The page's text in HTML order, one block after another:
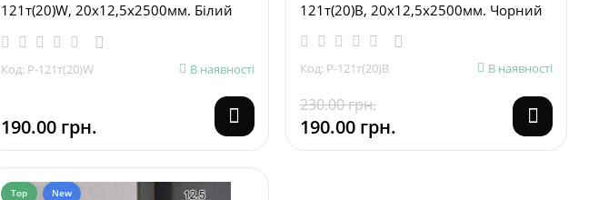
121т(20)W, 20х12,5х2500мм. Білий
Код: P-121т(20)W В наявності
190.00 грн.
121т(20)В, 20х12,5х2500мм. Чорний
Код: P-121т(20)В В наявності
230.00 грн.
190.00 грн.
Top New